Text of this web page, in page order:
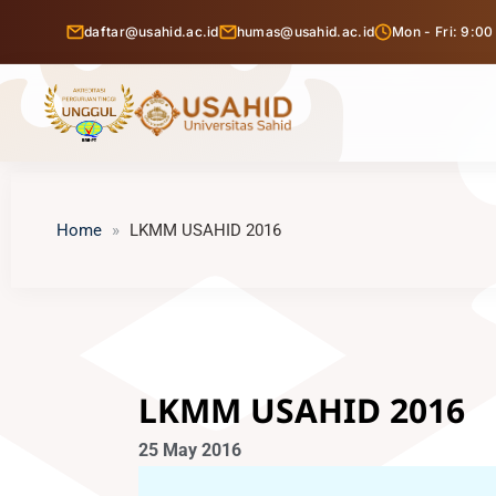
content
daftar@usahid.ac.id humas@usahid.ac.id Mon - Fri:
BPMPP Usahid
Fakultas Ilmu Komunikasi
Berita Usahid
Home LKMM USAHID 2016
LKMM USAHID 2016
25 May 2016